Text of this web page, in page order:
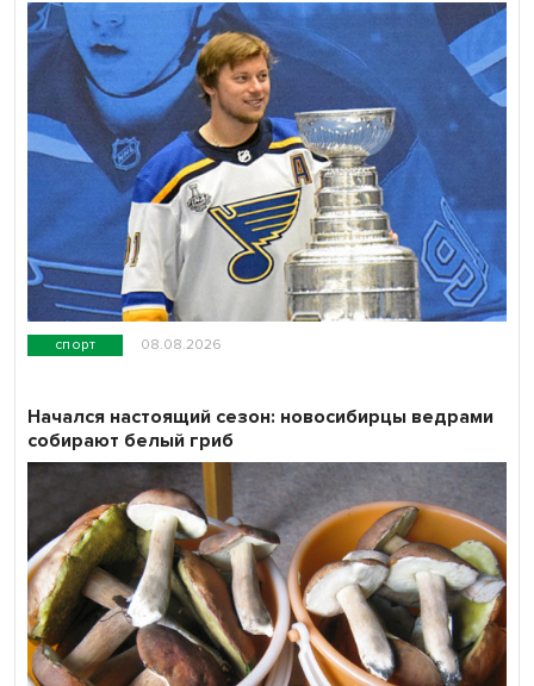
спорт 08.08.2026
Начался настоящий сезон: новосибирцы ведрами
собирают белый гриб